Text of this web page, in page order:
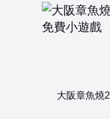
大阪章魚燒2